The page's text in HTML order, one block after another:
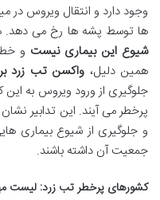
وجود دارد و انتقال ویروس در
ها توسط پشه ها رخ می دهد.
شیوع این بیماری نیست و
همین دلیل، واکسن تب زرد
جلوگیری از ورود ویروس به
پرخطر می آیند. این تدابیر
و جلوگیری از شیوع بیماری
جمعیت آن داشته باشند.
کشورهای پرخطر تب زرد: لیست